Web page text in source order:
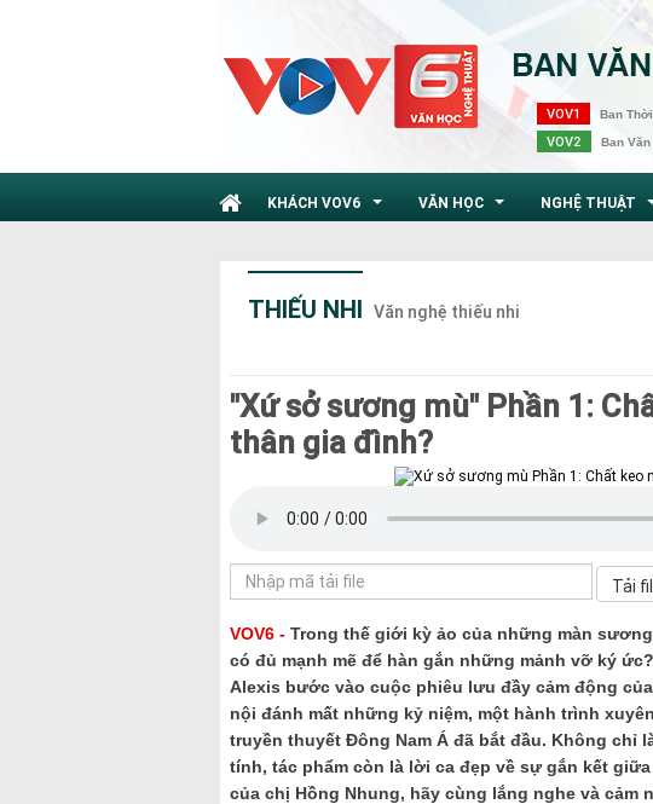
VOV1 Ban
VOV2 Ban Văn
KHÁCH VOV6 VĂN HỌC NGHỆ THUẬT
THIẾU NHI Văn nghệ thiếu nhi
"Xứ sở sương mù" Phần 1:
thân gia đình?
VOV6 - Trong thế giới kỳ ảo của những màn
có đủ mạnh mẽ để hàn gắn những mảnh vỡ ký
Alexis bước vào cuộc phiêu lưu đầy cảm động
nội đánh mất những kỷ niệm, một hành trình
truyền thuyết Đông Nam Á đã bắt đầu. Không chỉ
tính, tác phẩm còn là lời ca đẹp về sự gắn kết
của chị Hồng Nhung, hãy cùng lắng nghe và cảm